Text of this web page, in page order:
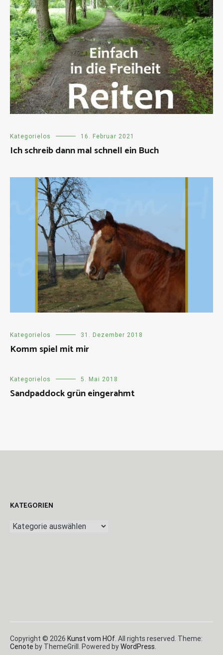
Kategorielos 16. Februar 2021
Ich schreib dann mal schnell ein Buch
Kategorielos 31. Dezember 2018
Komm spiel mit mir
Kategorielos 5. Mai 2018
Sandpaddock grün eingerahmt
KATEGORIEN
Kategorien
Copyright © 2026 Kunst vom HOf . All rights reserved. Theme:
Cenote by ThemeGrill. Powered byWordPress